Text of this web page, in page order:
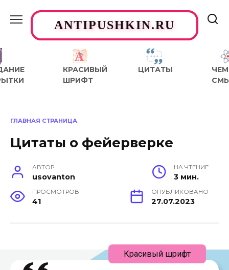
содержаниюANTIPUSHKIN.RU
КРАСИВЫЙ
ШРИФТ
ЦИТАТЫ
ЧЕМ
ГЛАВНАЯ СТРАНИЦА
Цитаты о фейерверке
АВТОР
usovanton
НА ЧТЕНИЕ
3 мин.
ПРОСМОТРОВ
41
ОПУБЛИКОВАНО
27.07.2023
Красивый шрифт